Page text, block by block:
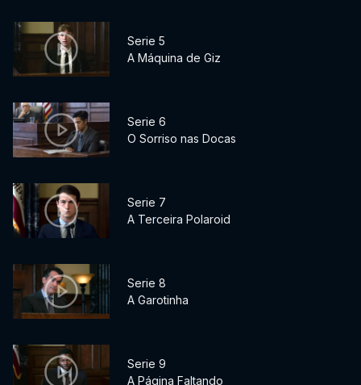
Serie 5
A Máquina de Giz
Serie 6
O Sorriso nas Docas
Serie 7
A Terceira Polaroid
Serie 8
A Garotinha
Serie 9
A Página Faltando